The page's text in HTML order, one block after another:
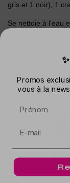
gris et 1 noir), 1
Se nettoie à l'eau
Dans la
Promos
vous à la